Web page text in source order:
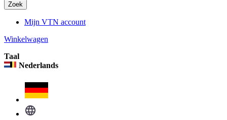
Zoek
Mijn VTN account
Winkelwagen
Taal
Nederlands